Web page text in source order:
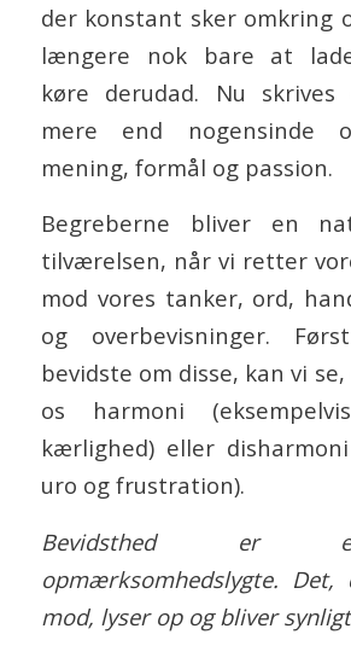
der konstant sker omkring
længere nok bare at
køre derudad. Nu
mere end nogensinde
mening, formål og passion.
Begreberne bliver en
tilværelsen, når vi retter
mod vores tanker, ord,
og overbevisninger.
bevidste om disse, kan vi
os harmoni
kærlighed) eller
uro og frustration).
Bevidsthed er
opmærksomhedslygte.
mod, lyser op og bliver